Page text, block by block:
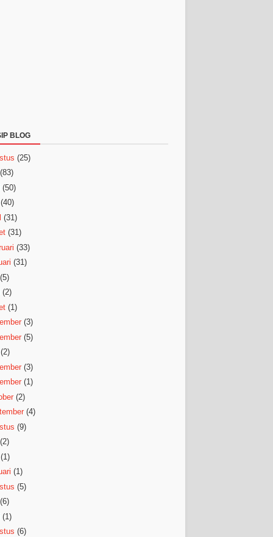
BLOG
(25)
(83)
(50)
(40)
(31)
(31)
(33)
(31)
(5)
(2)
(1)
(3)
(5)
(2)
(3)
(1)
(2)
(4)
(9)
(2)
(1)
(1)
(5)
(6)
(1)
(6)